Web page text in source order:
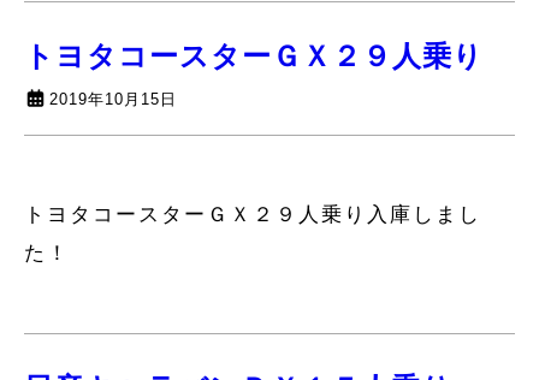
トヨタコースターＧＸ２９人乗り
2019年10月15日
トヨタコースターＧＸ２９人乗り入庫しまし
た！